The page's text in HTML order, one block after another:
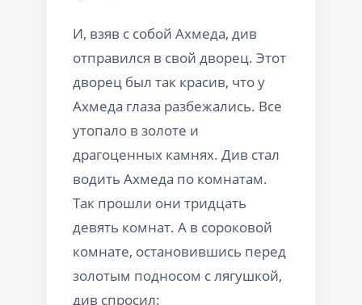
И, взяв с собой Ахмеда, див
отправился в свой дворец. Этот
дворец был так красив, что у
Ахмеда глаза разбежались. Все
утопало в золоте и
драгоценных камнях. Див стал
водить Ахмеда по комнатам.
Так прошли они тридцать
девять комнат. А в сороковой
комнате, остановившись перед
золотым подносом с лягушкой,
див спросил: